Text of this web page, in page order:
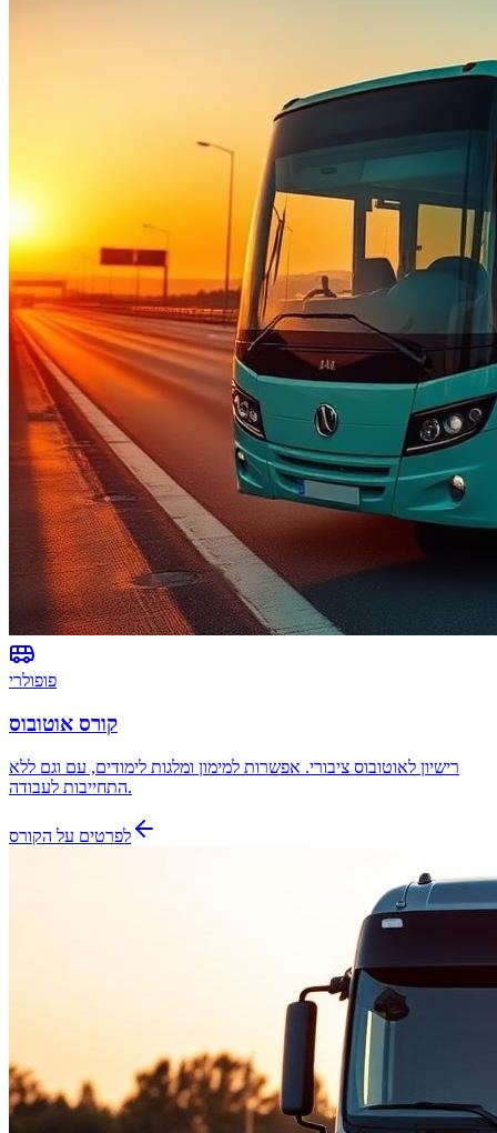
פופולרי
קורס אוטובוס
רישיון לאוטובוס ציבורי. אפשרות למימון ומלגות לימודים, עם וגם ללא
התחייבות לעבודה.
לפרטים על הקורס